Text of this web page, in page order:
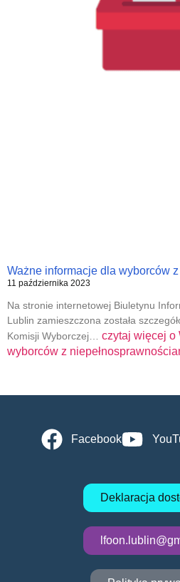
Ważne informacje dla wyborców
11 października 2023
Na stronie internetowej Biuletynu
Lublin zamieszczona została
Komisji Wyborczej… czytaj więcej o
wyborców z
Facebook
Deklaracja